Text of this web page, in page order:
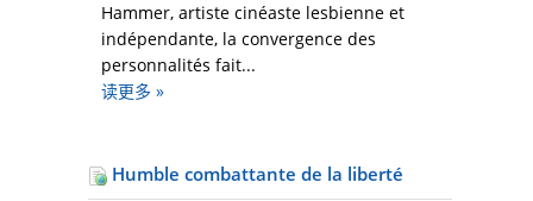
Hammer, artiste cinéaste lesbienne et
indépendante, la convergence des
personnalités fait...
读更多 »
Humble combattante de la liberté